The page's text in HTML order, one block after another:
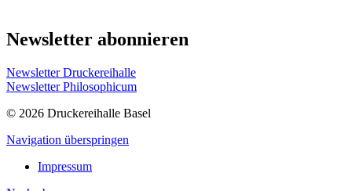
Newsletter abonnieren
Newsletter Druckereihalle
Newsletter Philosophicum
© 2026 Druckereihalle Basel
Navigation überspringen
Impressum